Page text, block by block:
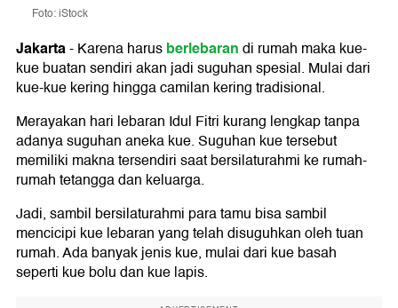
Foto: iStock
Jakarta-Karena harusberlebarandi rumah maka kue-
kue buatan sendiri akan jadi suguhan spesial. Mulai dari
kue-kue kering hingga camilan kering tradisional.
Merayakan hari lebaran Idul Fitri kurang lengkap tanpa
adanya suguhan aneka kue. Suguhan kue tersebut
memiliki makna tersendiri saat bersilaturahmi ke rumah-
rumah tetangga dan keluarga.
Jadi, sambil bersilaturahmi para tamu bisa sambil
mencicipi kue lebaran yang telah disuguhkan oleh tuan
rumah. Ada banyak jenis kue, mulai dari kue basah
seperti kue bolu dan kue lapis.